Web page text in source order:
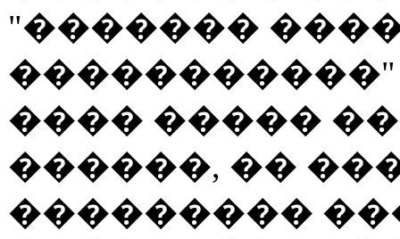
"�������
���� �����
������, ��
���������